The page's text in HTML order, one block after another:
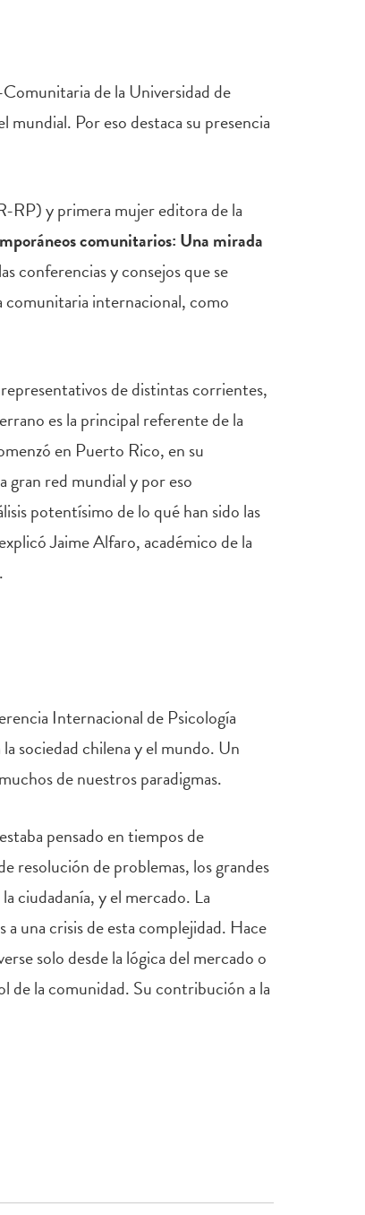
de la Universidad de
Por eso destaca su presencia
RP) y primera mujer editora de la
comunitarios: Una mirada
conferencias y consejos que se
comunitaria internacional, como
de distintas corrientes,
es la principal referente de la
en Puerto Rico, en su
gran red mundial y por eso
potentísimo de lo qué han sido las
Jaime Alfaro, académico de la
Internacional de Psicología
sociedad chilena y el mundo. Un
de nuestros paradigmas.
pensado en tiempos de
resolución de problemas, los grandes
ciudadanía, y el mercado. La
a una crisis de esta complejidad. Hace
solo desde la lógica del mercado o
de la comunidad. Su contribución a la